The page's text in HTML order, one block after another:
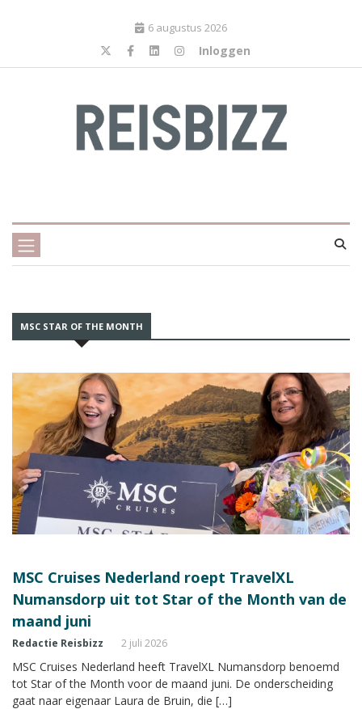
6 augustus 2026
Inloggen
MSC STAR OF THE MONTH
MSC Cruises Nederland roept TravelXL
Numansdorp uit tot Star of the Month van de
maand juni
Redactie Reisbizz 2 juli 2026
MSC Cruises Nederland heeft TravelXL Numansdorp benoemd
tot Star of the Month voor de maand juni. De onderscheiding
gaat naar eigenaar Laura de Bruin, die […]